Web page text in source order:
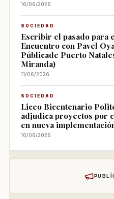
16/06/2026
SOCIEDAD
Escribir el pasado para
Encuentro con Pavel
Públicade Puerto
Miranda)
11/06/2026
SOCIEDAD
Liceo Bicentenario
adjudica proyectos por
en nueva
10/06/2026